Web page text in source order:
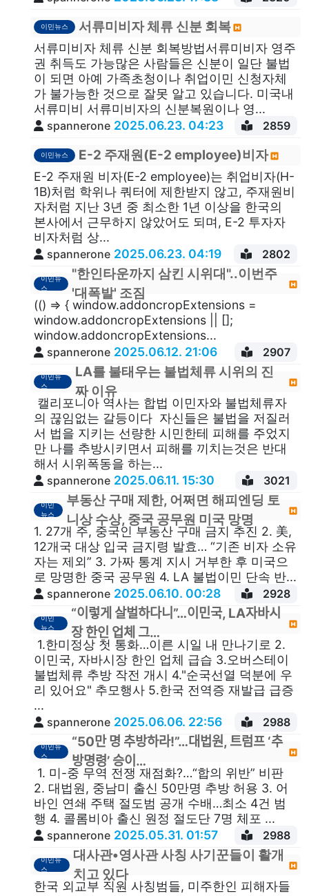
이민뉴스 서류미비자 체류 신분 회복
서류미비자 체류 신분 회복방법서류미비자 영주
권 취득도 가능많은 사람들은 신분이 일단 불법
이 되면 아예 가족초청이나 취업이민 신청자체
가 불가능한 것으로 잘못 알고 있습니다. 미국내
서류미비 서류미비자의 신분복원이나 영...
spannerone 2025.06.23. 04:23 2859
이민뉴스 E-2 주재원(E-2 employee)비자
E-2 주재원 비자(E-2 employee)는 취업비자(H-
1B)처럼 학위나 쿼터에 제한받지 않고, 주재원비
자처럼 지난 3년 중 최소한 1년 이상을 한국의
본사에서 근무하지 않았어도 되며, E-2 투자자
비자처럼 상...
spannerone 2025.06.23. 04:19 2802
이민뉴
스
"한인타운까지 삼킨 시위대"..이번주
'대폭발' 조짐
(() => { window.addoncropExtensions =
window.addoncropExtensions || [];
window.addoncropExtensions...
spannerone 2025.06.12. 21:06 2907
이민뉴
스
LA를 불태우는 불법체류 시위의 진
짜 이유
캘리포니아 역사는 합법 이민자와 불법체류자
의 끊임없는 갈등이다 자신들은 불법을 저질러
서 법을 지키는 선량한 시민한테 피해를 주었지
만 나를 추방시키면서 피해를 끼치는것은 반대
해서 시위폭동을 하는...
spannerone 2025.06.11. 15:30 3021
이민
뉴스
부동산 구매 제한, 어쩌면 해피엔딩 토
니상 수상, 중국 공무원 미국 망명
1. 27개 주, 중국인 부동산 구매 금지 추진 2. 美,
12개국 대상 입국 금지령 발효… “기존 비자 소유
자는 제외” 3. 가짜 통계 지시 거부한 후 미국으
로 망명한 중국 공무원 4. LA 불법이민 단속 반...
spannerone 2025.06.10. 00:28 2928
이민
뉴스
“이렇게 살벌하다니”…이민국, LA자바시
장 한인 업체 그…
1.한미정상 첫 통화…이른 시일 내 만나기로 2.
이민국, 자바시장 한인 업체 급습 3.오버스테이
불법체류 추방 작전 개시 4."순국선열 덕분에 우
리 있어요" 추모행사 5.한국 전역증 재발급 급증
...
spannerone 2025.06.06. 22:56 2988
이민뉴
스
“50만 명 추방하라!”…대법원, 트럼프 ‘추
방명령’ 승이…
1. 미-중 무역 전쟁 재점화?…“합의 위반” 비판
2. 대법원, 중남미 출신 50만명 추방 허용 3. 어
바인 연쇄 주택 절도범 공개 수배…최소 4건 범
행 4. 콜롬비아 출신 원정 절도단 7명 체포 ...
spannerone 2025.05.31. 01:57 2988
이민뉴
스
대사관•영사관 사칭 사기꾼들이 활개
치고 있다
한국 외교부 직원 사칭범들, 미주한인 피해자들